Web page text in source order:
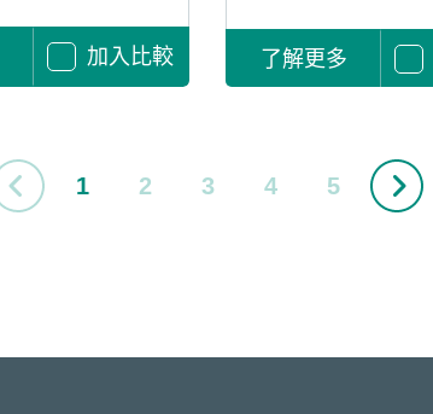
加入比較 了解更多
1 2 3 4 5